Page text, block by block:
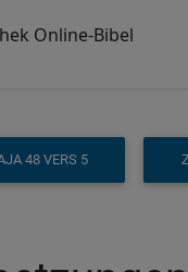
Online-Bibel
48 VERS 5